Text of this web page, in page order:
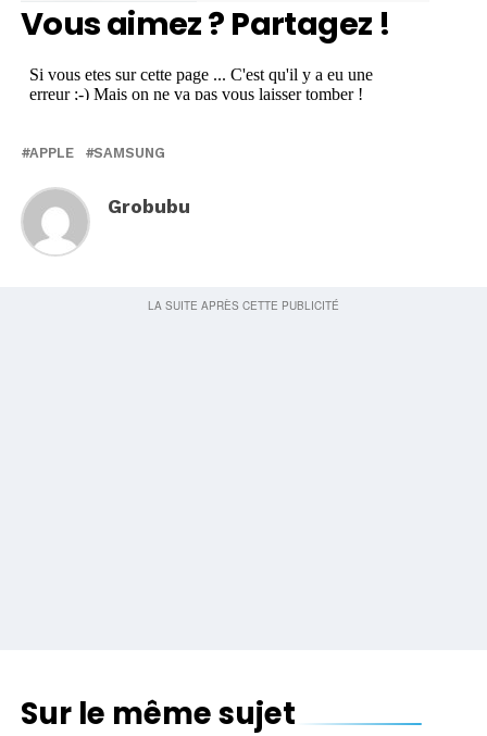
Vous aimez ? Partagez !
APPLE SAMSUNG
Grobubu
Sur le même sujet